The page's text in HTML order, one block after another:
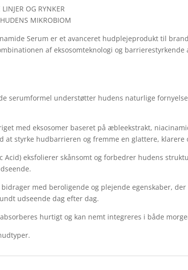
OG RYNKER
MIKROBIOM
Serum er et avanceret hudplejeprodukt til
af eksosomteknologi og
serumformel understøtter hudens naturlige
med eksosomer baseret på æbleekstrakt,
at styrke hudbarrieren og fremme en glattere, klarere
Acid) eksfolierer skånsomt og forbedrer hudens
bidrager med beroligende og plejende egenskaber,
udseende dag efter dag.
hurtigt og kan nemt integreres i både